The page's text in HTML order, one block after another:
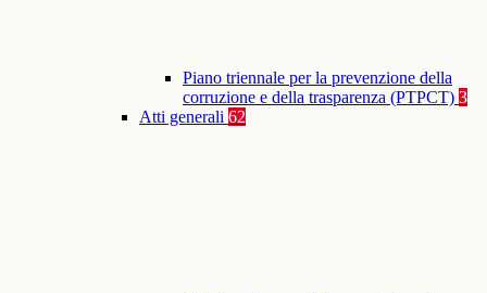
Piano triennale per la prevenzione della
corruzione e della trasparenza (PTPCT) 3
Atti generali 62